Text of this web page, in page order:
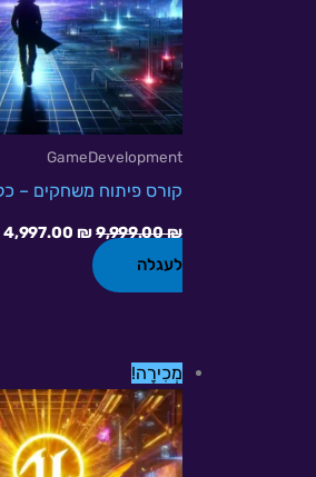
GameDevelopment
קורס פיתוח משחקים –
9,999.00₪
4,997.00 ₪
לעגלה
מְכִירָה!